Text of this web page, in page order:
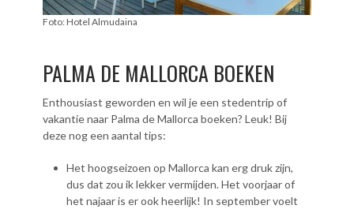
Foto: Hotel Almudaina
PALMA DE MALLORCA BOEKEN
Enthousiast geworden en wil je een stedentrip of
vakantie naar Palma de Mallorca boeken? Leuk! Bij
deze nog een aantal tips:
Het hoogseizoen op Mallorca kan erg druk zijn,
dus dat zou ik lekker vermijden. Het voorjaar of
het najaar is er ook heerlijk! In september voelt